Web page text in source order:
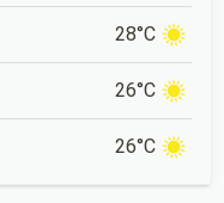
28°C
26°C
26°C